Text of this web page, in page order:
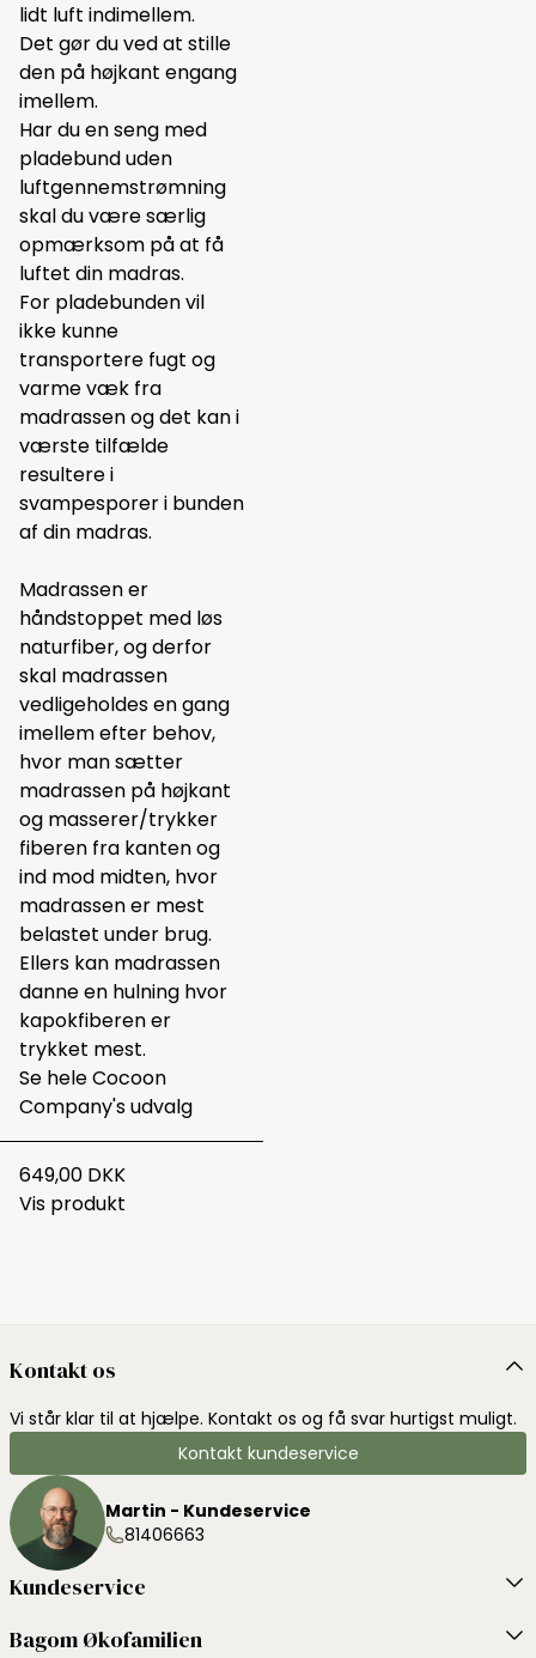
lidt luft indimellem.
Det gør du ved at stille
den på højkant engang
imellem.
Har du en seng med
pladebund uden
luftgennemstrømning
skal du være særlig
opmærksom på at få
luftet din madras.
For pladebunden vil
ikke kunne
transportere fugt og
varme væk fra
madrassen og det kan i
værste tilfælde
resultere i
svampesporer i bunden
af din madras.
Madrassen er
håndstoppet med løs
naturfiber, og derfor
skal madrassen
vedligeholdes en gang
imellem efter behov,
hvor man sætter
madrassen på højkant
og masserer/trykker
fiberen fra kanten og
ind mod midten, hvor
madrassen er mest
belastet under brug.
Ellers kan madrassen
danne en hulning hvor
kapokfiberen er
trykket mest.
Se heleCocoon
Company's udvalg
649,00 DKK
Vis produkt
Kontakt os
Vi står klar til at hjælpe. Kontakt os og få svar hurtigst muligt.
Kontakt kundeservice
Martin - Kundeservice
81406663
Kundeservice
Bagom Økofamilien